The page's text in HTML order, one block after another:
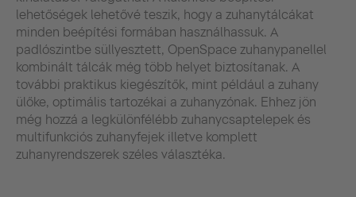
lehetőségek lehetővé teszik, hogy a zuhanytálcákat
minden beépítési formában használhassuk. A
padlószintbe süllyesztett, OpenSpace zuhanypanellel
kombinált tálcák még több helyet biztosítanak. A
további praktikus kiegészítők, mint például a zuhany
ülőke, optimális tartozékai a zuhanyzónak. Ehhez jön
még hozzá a legkülönfélébb zuhanycsaptelepek és
multifunkciós zuhanyfejek illetve komplett
zuhanyrendszerek széles választéka.